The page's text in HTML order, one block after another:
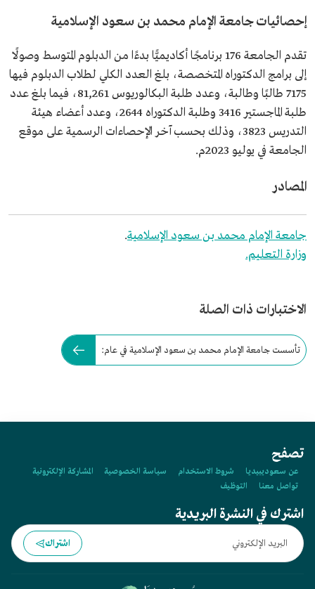
إحصائيات جامعة الإمام محمد بن سعود الإسلامية
تقدم الجامعة 176 برنامجًا أكاديميًّا بدءًا من الدبلوم المتوسط وصولًا
إلى برامج الدكتوراه المتخصصة، بلغ العدد الكلي لطلاب الدبلوم فيها
7175 طالبًا وطالبة، وعدد طلبة البكالوريوس 81,261، فيما بلغ عدد
طلبة الماجستير 3416 وطلبة الدكتوراه 2644، وعدد أعضاء هيئة
التدريس 3823، وذلك بحسب آخر الإحصاءات الرسمية على موقع
الجامعة في يوليو 2023م.
المصادر
جامعة الإمام محمد بن سعود الإسلامية.
وزارة التعليم.
الاختبارات ذات الصلة
تأسست جامعة الإمام محمد بن سعود الإسلامية في عام:
تصفح
عن سعوديبيديا شروط الاستخدام سياسة الخصوصية
المشاركة الإلكترونية
تواصل معنا
التوظيف
اشترك في النشرة البريدية
اشتراك